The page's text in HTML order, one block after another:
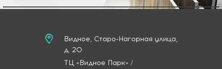
Видное, Старо-Нагорная улица,
д. 20
ТЦ «Видное Парк» /